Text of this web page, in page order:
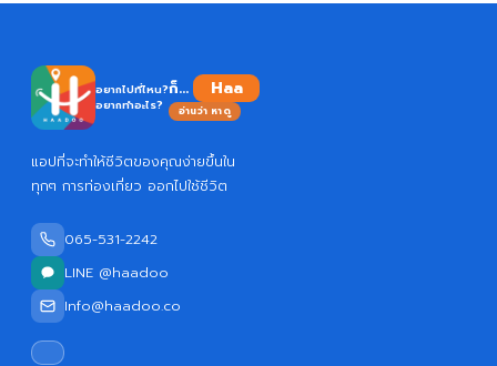
อยากไปที่ไหน?
อยากทำอะไร?
ก็...
อ่านว่า หาดู
แอปที่จะทำให้ชีวิตของคุณง่ายขึ้นใน
ทุกๆ การท่องเที่ยว ออกไปใช้ชีวิต
065-531-2242
LINE @haadoo
Info@haadoo.co